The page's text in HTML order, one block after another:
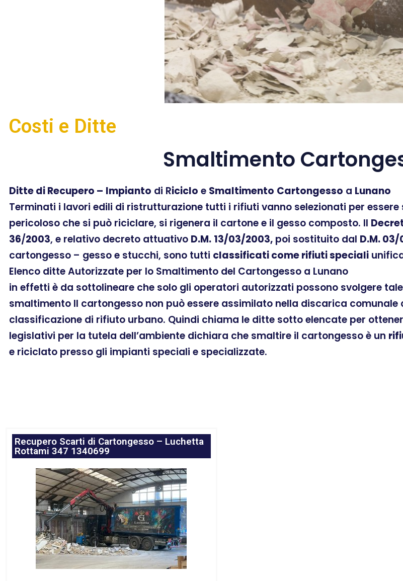
Costi e Ditte
Smaltimento
Ditte di Recupero – Impianto di Riciclo e Smaltimento Cartongesso a Lunano
Terminati i lavori edili di ristrutturazione tutti i rifiuti vanno selezionati per
pericoloso che si può riciclare, si rigenera il cartone e il gesso composto. Il
36/2003, e relativo decreto attuativo D.M. 13/03/2003, poi sostituito dal D.M.
cartongesso – gesso e stucchi, sono tutti classificati come rifiuti speciali
Elenco ditte Autorizzate per lo Smaltimento del Cartongesso a Lunano
in effetti è da sottolineare che solo gli operatori autorizzati possono svolgere
smaltimento Il cartongesso non può essere assimilato nella discarica comunale
classificazione di rifiuto urbano. Quindi chiama le ditte sotto elencate per
legislativi per la tutela dell’ambiente dichiara che smaltire il cartongesso è un
e riciclato presso gli impianti speciali e specializzate.
Recupero Scarti di Cartongesso – Luchetta
Rottami 347 1340699